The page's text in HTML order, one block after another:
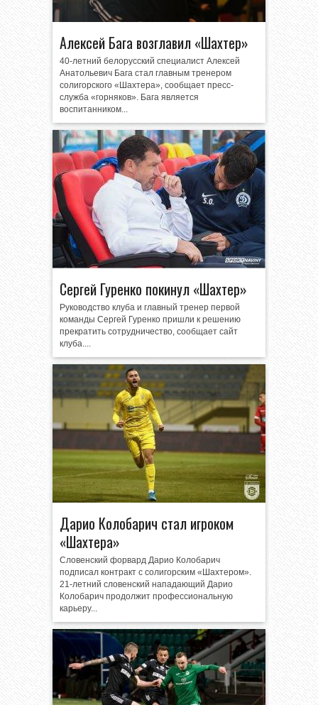
Алексей Бага возглавил «Шахтер»
40-летний белорусский специалист Алексей
Анатольевич Бага стал главным тренером
солигорского «Шахтера», сообщает пресс-
служба «горняков». Бага является
воспитанником...
Сергей Гуренко покинул «Шахтер»
Руководство клуба и главный тренер первой
команды Сергей Гуренко пришли к решению
прекратить сотрудничество, сообщает сайт
клуба....
Дарио Колобарич стал игроком
«Шахтера»
Словенский форвард Дарио Колобарич
подписал контракт с солигорским «Шахтером».
21-летний словенский нападающий Дарио
Колобарич продолжит профессиональную
карьеру...